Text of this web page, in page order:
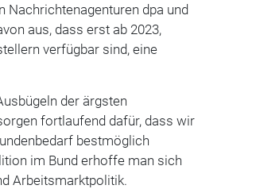
Nachrichtenagenturen dpa und
aus, dass erst ab 2023,
verfügbar sind, eine
der ärgsten
fortlaufend dafür, dass wir
bestmöglich
im Bund erhoffe man sich
Arbeitsmarktpolitik.